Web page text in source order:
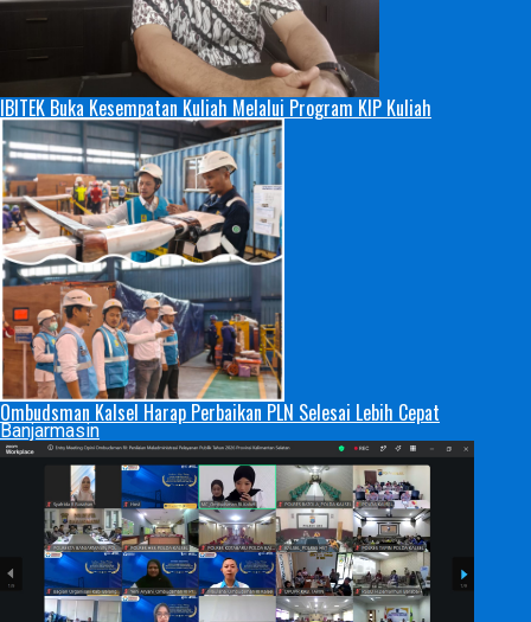
IBITEK Buka Kesempatan Kuliah Melalui Program KIP Kuliah
Ombudsman Kalsel Harap Perbaikan PLN Selesai Lebih Cepat
Banjarmasin